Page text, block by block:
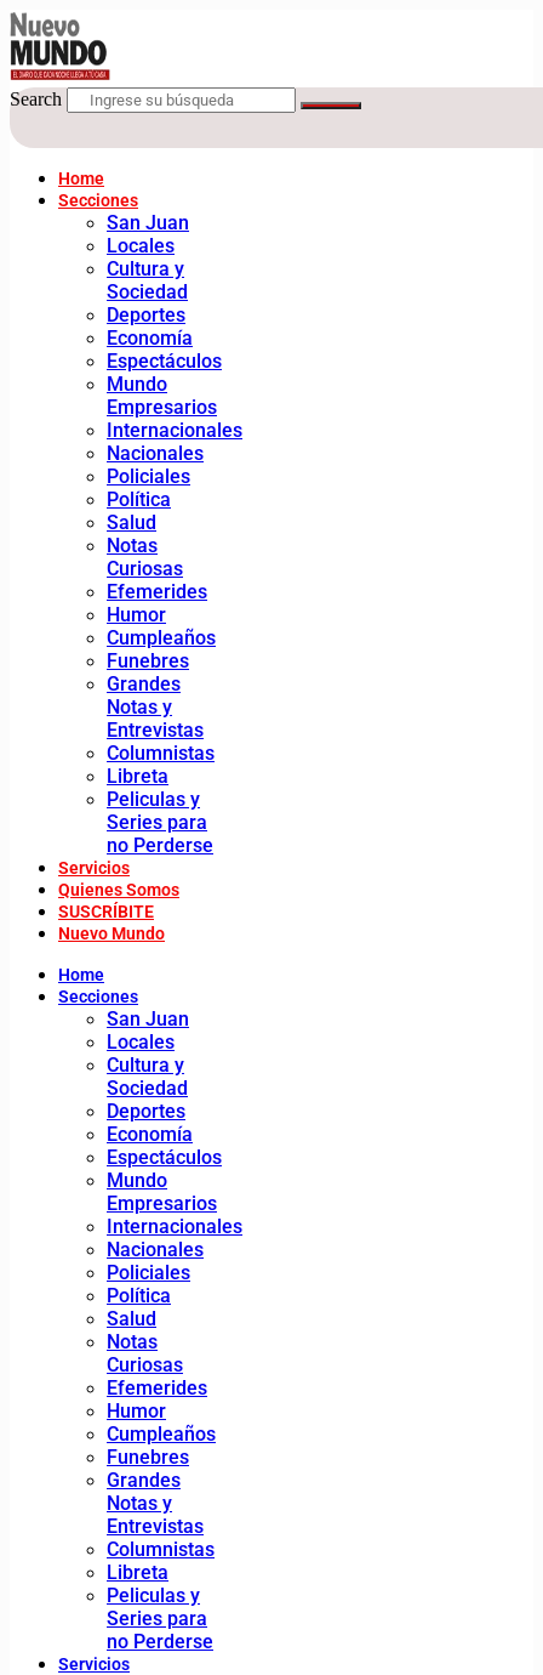
Search
Home
Secciones
San Juan
Locales
Cultura y
Sociedad
Deportes
Economía
Espectáculos
Mundo
Empresarios
Internacionales
Nacionales
Policiales
Política
Salud
Notas
Curiosas
Efemerides
Humor
Cumpleaños
Funebres
Grandes
Notas y
Entrevistas
Columnistas
Libreta
Peliculas y
Series para
no Perderse
Servicios
Quienes Somos
SUSCRÍBITE
Nuevo Mundo
Home
Secciones
San Juan
Locales
Cultura y
Sociedad
Deportes
Economía
Espectáculos
Mundo
Empresarios
Internacionales
Nacionales
Policiales
Política
Salud
Notas
Curiosas
Efemerides
Humor
Cumpleaños
Funebres
Grandes
Notas y
Entrevistas
Columnistas
Libreta
Peliculas y
Series para
no Perderse
Servicios